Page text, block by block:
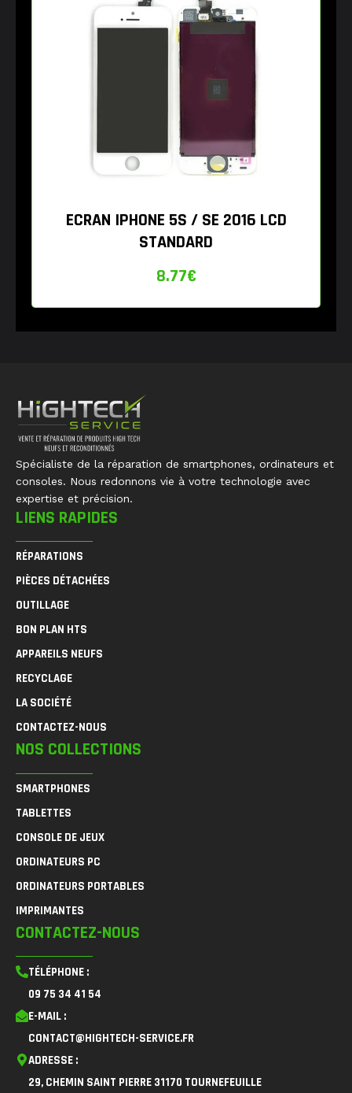
ECRAN IPHONE 5S / SE 2016 LCD
STANDARD
8.77€
Spécialiste de la réparation de smartphones, ordinateurs et
consoles. Nous redonnons vie à votre technologie avec
expertise et précision.
LIENS RAPIDES
RÉPARATIONS
PIÈCES DÉTACHÉES
OUTILLAGE
BON PLAN HTS
APPAREILS NEUFS
RECYCLAGE
LA SOCIÉTÉ
CONTACTEZ-NOUS
NOS COLLECTIONS
SMARTPHONES
TABLETTES
CONSOLE DE JEUX
ORDINATEURS PC
ORDINATEURS PORTABLES
IMPRIMANTES
CONTACTEZ-NOUS
TÉLÉPHONE :
09 75 34 41 54
E-MAIL :
CONTACT@HIGHTECH-SERVICE.FR
ADRESSE :
29, CHEMIN SAINT PIERRE 31170 TOURNEFEUILLE